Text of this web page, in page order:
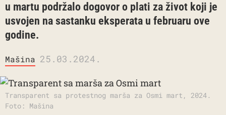
u martu podržalo dogovor o plati za život koji je
usvojen na sastanku eksperata u februaru ove
godine.
Mašina 25.03.2024.
Transparent sa protestnog marša za Osmi mart, 2024.
Foto: Mašina